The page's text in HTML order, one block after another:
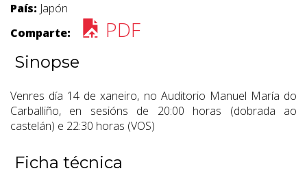
País: Japón
Comparte:
PDF
Sinopse
Venres día 14 de xaneiro, no Auditorio Manuel María do
Carballiño, en sesións de 20:00 horas (dobrada ao
castelán) e 22:30 horas (VOS)
Ficha técnica